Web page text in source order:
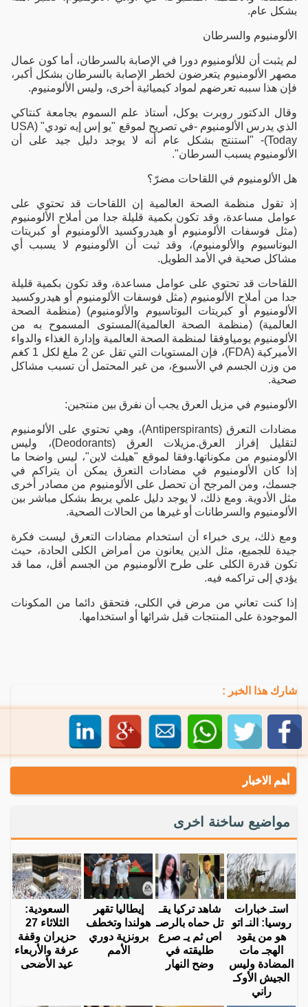
بشكل عام.
الألومنيوم والسرطان
لم يثبت أن للألومنيوم دورا في الإصابة بالسرطان، أما كون عمال
مصهر الألومنيوم يتعرضون لخطر الإصابة بالسرطان بشكل أكبر،
فإن هذا سببه تعرضهم لمواد كيميائية أخرى، وليس الألومنيوم.
وقال الدكتور روبرت يوكل، أستاذ علم السموم بجامعة كنتاكي
الذي يدرس الألومنيوم -في تصريح لموقع "يو إس إيه تودي" (USA
Today)- "استنتج بشكل عام أنه لا يوجد دليل جيد على أن
الألومنيوم يسبب السرطان".
هل الألومنيوم في اللقاحات مضرّ؟
إذ تقول منظمة الصحة العالمية إن اللقاحات قد تحتوي على
عوامل مساعدة، وقد تكون بكمية قليلة جدا من أملاح الألومنيوم
(مثل فوسفات الألومنيوم أو هيدروكسيد الألومنيوم أو كبريتات
البوتاسيوم والألومنيوم)، وقد ثبت أن الألومنيوم لا يسبب أي
مشاكل صحية في الأمد الطويل.
اللقاحات قد تحتوي على عوامل مساعدة، وقد تكون بكمية قليلة
جدا من أملاح الألومنيوم (مثل فوسفات الألومنيوم أو هيدروكسيد
الألومنيوم أو كبريتات البوتاسيوم والألومنيوم) (منظمة الصحة
العالمية) (منظمة الصحة العالمية)المستوى المسموح به من
الألومنيوم يومياوفقا لمنظمة الصحة العالمية وإدارة الغذاء والدواء
الأميركية (FDA)، فإن المستويات التي تقل عن 2 ملغ لكل 1 كغم
من وزن الجسم في الأسبوع، من غير المحتمل أن تسبب مشاكل
صحية.
الألومنيوم في مزيل العرق يجب أن نفرق بين منتجين:
مضادات التعرق (Antiperspirants)، وهي تحتوي على الألومنيوم
لتقليل إفراز العرق.مزيلات العرق (Deodorants)، وليس
الألومنيوم من مكوناتها.وفقا لموقع "هيلث لاين"، ليس واضحا ما
إذا كان الألومنيوم في مضادات التعرق يمكن أن يتراكم في
جسمك، ومن المرجح أن تحصل على الألومنيوم من مصادر أخرى
مثل الأدوية. ومع ذلك، لا يوجد دليل علمي يربط بشكل مباشر بين
الألومنيوم والسرطانات أو غيرها من الحالات الصحية.
ومع ذلك، يرى خبراء أن استخدام مضادات التعرق ليست فكرة
جيدة للجميع، مثل الذين يعانون من أمراض الكلى الحادة، حيث
تكون قدرة الكلى على طرح الألومنيوم من الجسم أقل، مما قد
يؤدي إلى تراكمه فيه.
إذا كنت تعاني من مرض في الكلى، فتحقق دائما من المكونات
الموجودة على المنتجات قبل شرائها أو استخدامها.
شارك هذا الخبر :
أهم الاخبار
مواضيع ساخنة اخرى
استـ خبارات
روسيا: النـ اتو
هو من يقود
الهجـ مات
المضادة وليس
الجيش الأوكـ
راني
شاهد تركيا يقـ
تل حماه بالرصـ
اص ثم يـ صرع
طليقته في
وضح النهار
إيطاليا تقهر
هولندا وتخطف
برونزية دوري
الأمم
السعودية:
الثلاثاء 27
حزيران وقفة
عرفة والأربعاء
عيد الأضحى